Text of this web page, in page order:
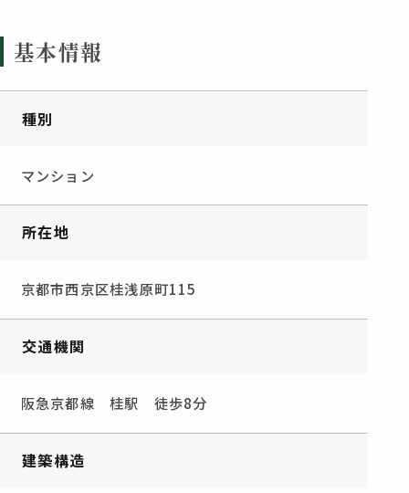
基本情報
種別
マンション
所在地
京都市西京区桂浅原町115
交通機関
阪急京都線 桂駅 徒歩8分
建築構造